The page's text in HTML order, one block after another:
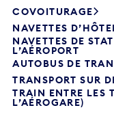
COVOITURAGE
NAVETTES
NAVETTES DE
L’AÉROPORT
AUTOBUS DE
TRANSPORT SUR
TRAIN ENTRE LES
L’AÉROGARE)